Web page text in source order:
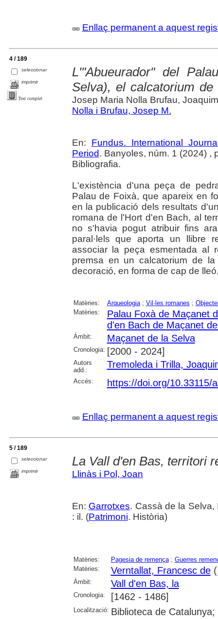
Enllaç permanent a aquest
4 / 189
seleccionar
imprimir
Text complet
L'"Abueurador" del
Selva), el calcatorium
Josep Maria Nolla Brufau,
Nolla i Brufau, Josep M.
En: Fundus. International
Period. Banyoles, núm. 1 (2024) ,
Bibliografia.
L'existència d'una peça de
Palau de Foixà, que apareix en
en la publicació dels resultats
romana de l'Hort d'en Bach, al
no s'havia pogut atribuir fins
paral·lels que aporta un llibre
associar la peça esmentada al
premsa en un calcatorium de
decoració, en forma de cap de
Matèries: Arqueologia; Vil·les romanes ;
Matèries:
Palau Foxà de Maçanet
d'en Bach de Maçanet
Àmbit: Maçanet de la Selva
Cronologia: [2000 - 2024]
Autors
add.:
Tremoleda i Trilla,
Accés: https://doi.org/10.33115/
Enllaç permanent a aquest
5 / 189
seleccionar
imprimir
La Vall d'en Bas, territori
Llinàs i Pol, Joan
En: Garrotxes. Cassà de la Selva,
: il. (Patrimoni. Història)
Matèries: Pagesia de remença; Guerres
Matèries:
Verntallat, Francesc de
Àmbit: Vall d'en Bas, la
Cronologia: [1462 - 1486]
Localització: Biblioteca de